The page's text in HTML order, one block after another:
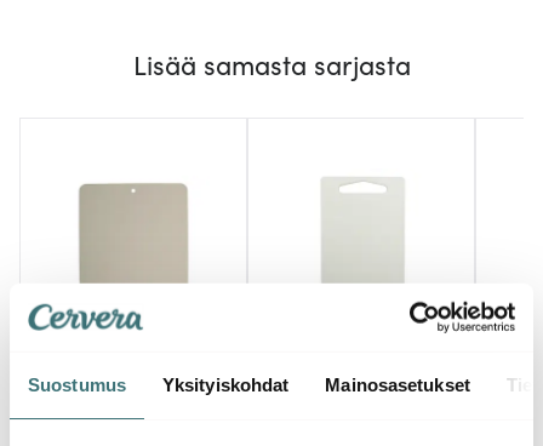
Suostumus Yksityiskohdat Mainosasetukset
Lisää samasta sarjasta
Dalolindén
Daloplast Leikkulauta